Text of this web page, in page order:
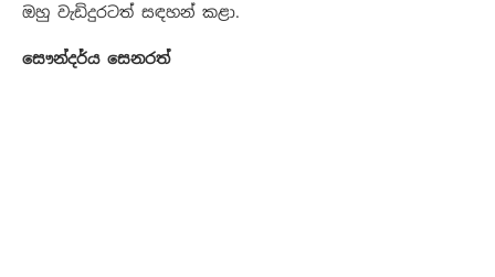
ඔහු වැඩිදුරටත් සඳහන් කළා.
සෞන්දර්ය සෙනරත්